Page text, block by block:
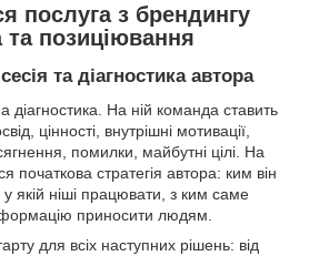
послуга з брендингу
та позиціювання
та діагностика автора
На ній команда ставить
цінності, внутрішні мотивації,
помилки, майбутні цілі. На
початкова стратегія автора: ким він
якій ніші працювати, з ким саме
приносити людям.
для всіх наступних рішень: від